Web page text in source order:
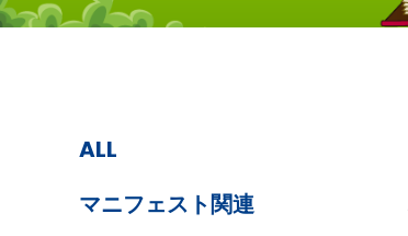
ALL
マニフェスト関連